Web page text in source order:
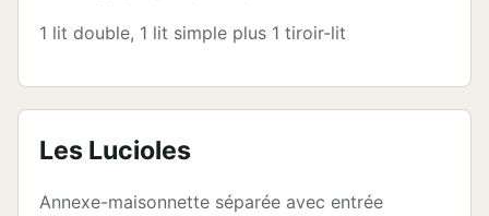
1 lit double, 1 lit simple plus 1 tiroir-lit
Les Lucioles
Annexe-maisonnette séparée avec entrée